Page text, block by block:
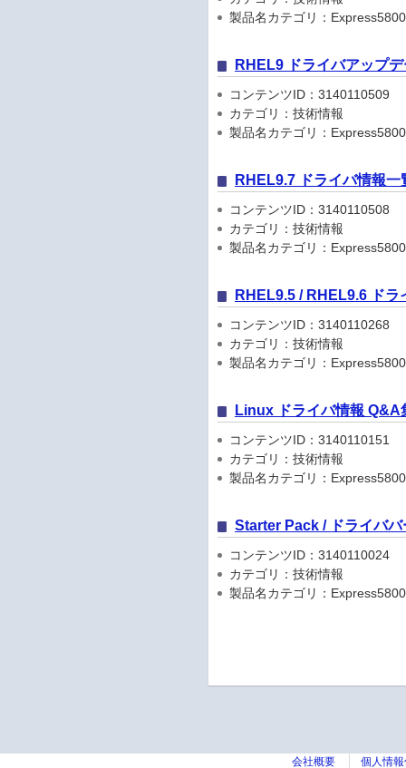
製品名カテゴリ：
RHEL9 ドライバアップ
コンテンツID：3140110509
カテゴリ：技術情報
製品名カテゴリ：
RHEL9.7 ドライバ情報一
コンテンツID：3140110508
カテゴリ：技術情報
製品名カテゴリ：
RHEL9.5 / RHEL9.6 ドラ
コンテンツID：3140110268
カテゴリ：技術情報
製品名カテゴリ：
Linux ドライバ情報 Q&A
コンテンツID：3140110151
カテゴリ：技術情報
製品名カテゴリ：
Starter Pack / ドライババ
コンテンツID：3140110024
カテゴリ：技術情報
製品名カテゴリ：
会社概要 個人情